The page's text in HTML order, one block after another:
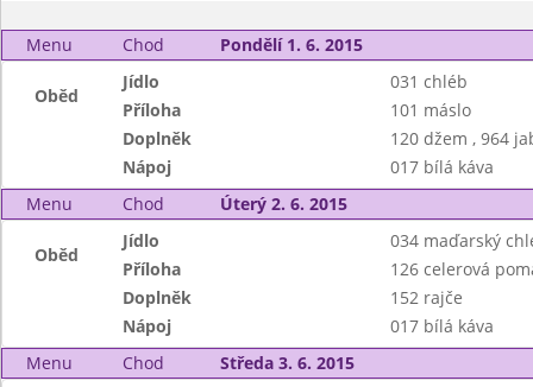
Menu Chod Pondělí 1. 6. 2015
Oběd
Jídlo
031 chléb
Příloha
101 máslo
Doplněk
120 džem , 964
Nápoj
017 bílá káva
Menu
Chod Úterý 2. 6. 2015
Oběd
Jídlo
034 maďarský
Příloha
126 celerová
Doplněk
152 rajče
Nápoj
017 bílá káva
Menu
Chod Středa 3. 6. 2015